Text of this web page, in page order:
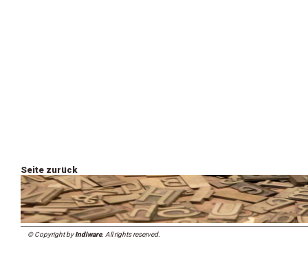
Seite zurück
© Copyright byIndiware. All rights reserved.